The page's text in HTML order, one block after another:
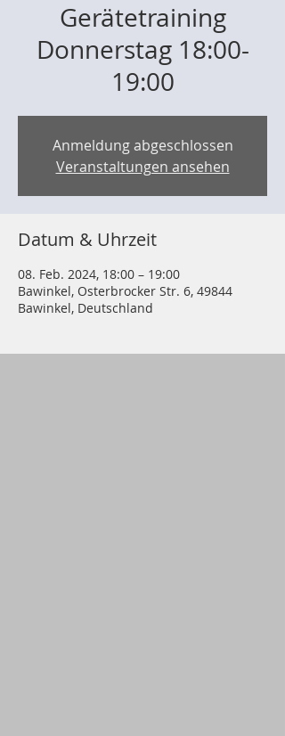
Gerätetraining
Donnerstag 18:00-
19:00
Anmeldung abgeschlossen
Veranstaltungen ansehen
Datum & Uhrzeit
08. Feb. 2024, 18:00 – 19:00
Bawinkel, Osterbrocker Str. 6, 49844
Bawinkel, Deutschland